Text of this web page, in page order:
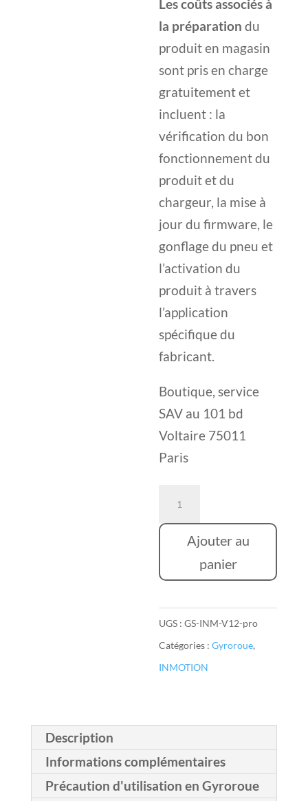
Les coûts associés à
la préparation du
produit en magasin
sont pris en charge
gratuitement et
incluent : la
vérification du bon
fonctionnement du
produit et du
chargeur, la mise à
jour du firmware, le
gonflage du pneu et
l’activation du
produit à travers
l’application
spécifique du
fabricant.
Boutique, service
SAV au 101 bd
Voltaire 75011
Paris
INMOTION
PRO⎟High
Torque
Ajouter au
panier
UGS :GS-INM-V12-pro
Catégories :Gyroroue,
INMOTION
Description
Informations complémentaires
Précaution d'utilisation en Gyroroue